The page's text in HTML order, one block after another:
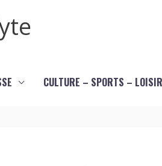
CULTURE – SPORTS –